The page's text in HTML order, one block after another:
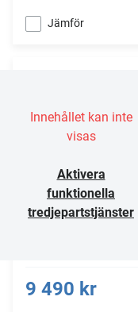
Jämför
Innehållet kan inte
visas
Aktivera
funktionella
tredjepartstjänster
9 490 kr